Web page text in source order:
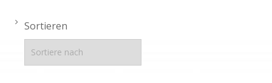
Sortieren